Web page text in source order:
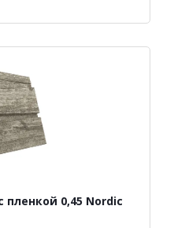
пленкой 0,45 Nordic